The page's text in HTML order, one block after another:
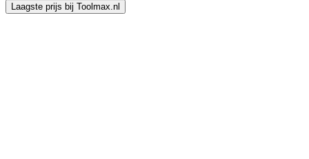
Laagste prijs bij Toolmax.nl